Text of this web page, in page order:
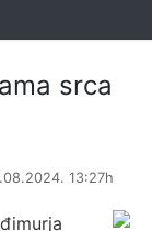
srca
13:27h